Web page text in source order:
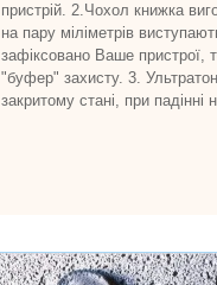
пристрій. 2.Чохол книжка
на пару міліметрів
зафіксовано Ваше пристрої,
"буфер" захисту. 3.
закритому стані, при